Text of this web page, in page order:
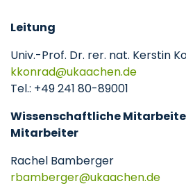
Leitung
Univ.-Prof. Dr. rer. nat. Kerstin
kkonrad
ukaachende
Tel.: +49 241 80-89001
Wissenschaftliche
Mitarbeiter
Rachel Bamberger
rbamberger
ukaachende